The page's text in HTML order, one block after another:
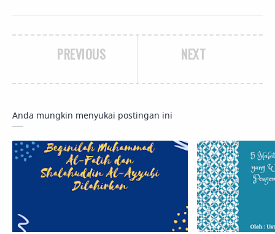
NEXT
PREVIOUS
Anda mungkin menyukai postingan ini